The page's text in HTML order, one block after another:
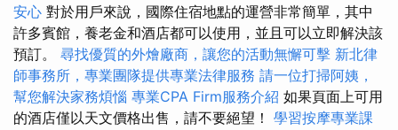
安心 對於用戶來說，國際住宿地點的運營非常簡單，其中
許多賓館，養老金和酒店都可以使用，並且可以立即解決該
預訂。 尋找優質的外燴廠商，讓您的活動無懈可擊 新北律
師事務所，專業團隊提供專業法律服務 請一位打掃阿姨，
幫您解決家務煩惱 專業CPA Firm服務介紹 如果頁面上可用
的酒店僅以天文價格出售，請不要絕望！ 學習按摩專業課